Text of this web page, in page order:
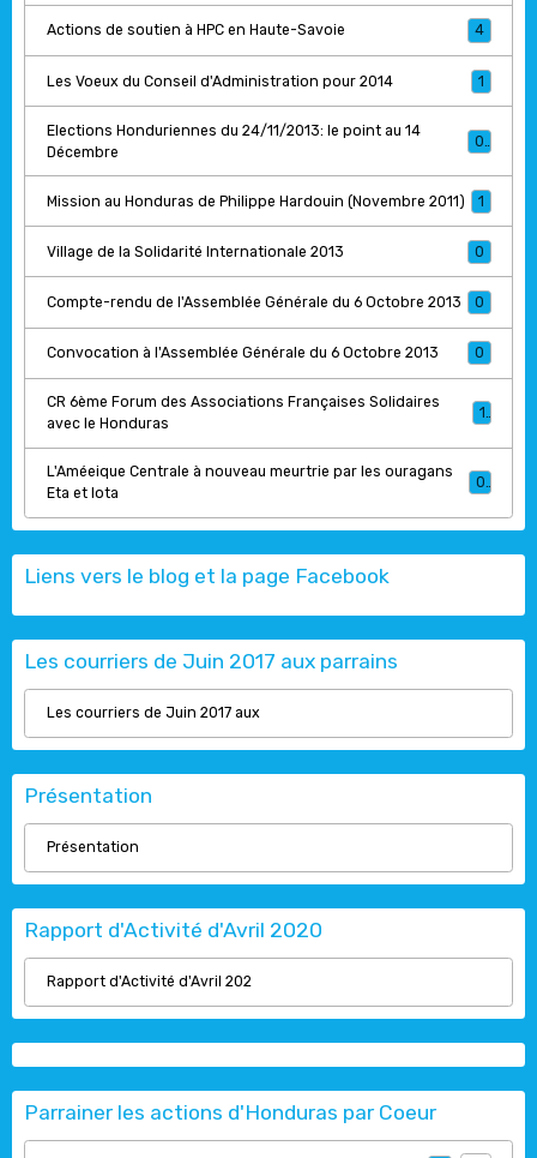
Actions de soutien à HPC en Haute-Savoie 4
Les Voeux du Conseil d'Administration pour 2014 1
Elections Honduriennes du 24/11/2013: le point au 14
Décembre
Mission au Honduras de Philippe Hardouin (Novembre 2011) 1
Village de la Solidarité Internationale 2013 0
Compte-rendu de l'Assemblée Générale du 6 Octobre 2013 0
Convocation à l'Assemblée Générale du 6 Octobre 2013 0
CR 6ème Forum des Associations Françaises Solidaires
avec le Honduras
1
L'Améeique Centrale à nouveau meurtrie par les ouragans
Eta et Iota
0
Liens vers le blog et la page Facebook
Les courriers de Juin 2017 aux parrains
Les courriers de Juin 2017 aux
Présentation
Présentation
Rapport d'Activité d'Avril 2020
Rapport d'Activité d'Avril 202
Parrainer les actions d'Honduras par Coeur